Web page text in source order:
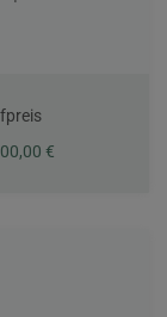
€